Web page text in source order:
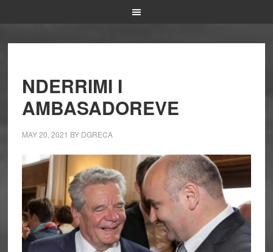
NDERRIMI I
AMBASADOREVE
MAY 20, 2021 BY DGRECA